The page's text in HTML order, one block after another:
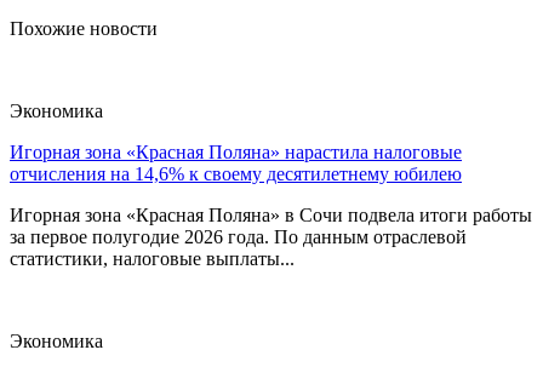
Похожие новости
Экономика
Игорная зона «Красная Поляна» нарастила налоговые
отчисления на 14,6% к своему десятилетнему юбилею
Игорная зона «Красная Поляна» в Сочи подвела итоги работы
за первое полугодие 2026 года. По данным отраслевой
статистики, налоговые выплаты...
Экономика